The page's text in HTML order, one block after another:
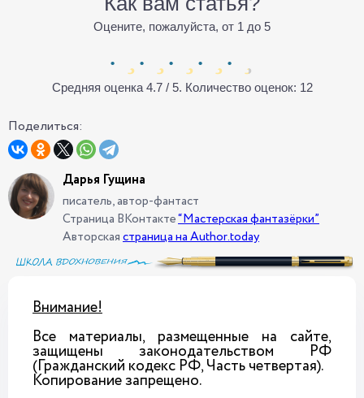
Оцените, пожалуйста, от 1 до 5
Средняя оценка 4.7/ 5. Количество оценок: 12
Поделиться:
Дарья Гущина
писатель, автор-фантаст
Страница ВКонтакте“Мастерская фантазёрки”
Авторскаястраница на Author.today
Внимание!
Все материалы, размещенные на сайте,
защищены законодательством РФ
(Гражданский кодекс РФ, Часть четвертая).
Копирование запрещено.